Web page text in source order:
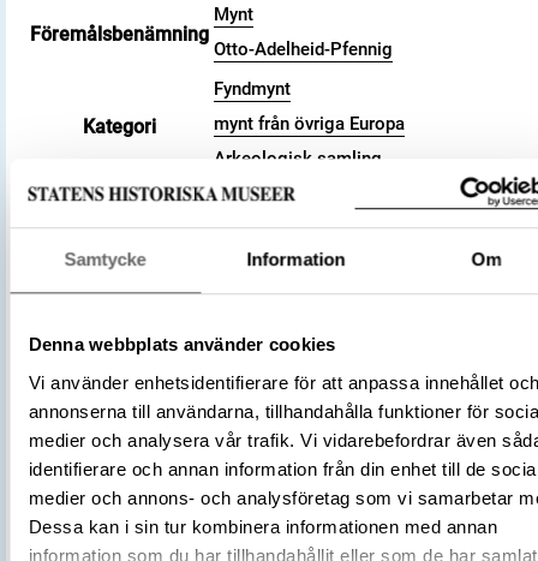
Samtycke Information Om
Denna webbplats använder cookies
Vi använder enhetsidentifierare för att anpassa innehållet och
annonserna till användarna, tillhandahålla funktioner för
medier och analysera vår trafik. Vi vidarebefordrar även
identifierare och annan information från din enhet till de
medier och annons- och analysföretag som vi samarbetar
Dessa kan i sin tur kombinera informationen med annan
information som du har tillhandahållit eller som de har
Föremålsbenämning
Mynt
Otto-Adelheid-Pfennig
Kategori
Fyndmynt
mynt från övriga Europa
Arkeologisk samling
Valör
pfennig
Material
Silver
Storlek
Vikt 1.57 g
Datering
991 – 1040 (cirka)
Tillverkningsplats
Tyskland
Goslar
Tillverkare Okänd
(Myntherre)
Föremålsnummer
3001702
Litteratur
Zur Frage der Otto-Adelheid-Pfennige.
Versuch einer Systematisierung auf
des schwedischen Fundmaterials,